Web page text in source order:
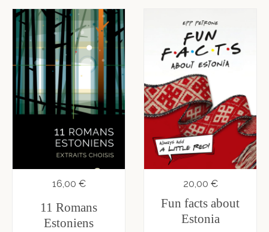
Teadmiskirjandus
Teise
ringi
raamatud
16,00 €
11 Romans
Estoniens
20,00 €
Fun facts about
Estonia